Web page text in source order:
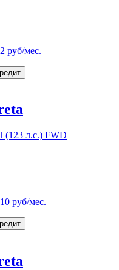
руб/мес.
л.с.) FWD
руб/мес.